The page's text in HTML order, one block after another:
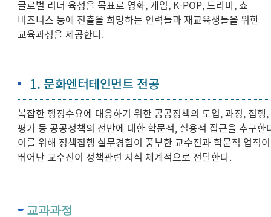
글로벌 리더 육성을 목표로 영화, 게임, K-POP, 드라마, 쇼
비즈니스 등에 진출을 희망하는 인력들과 재교육생들을 위한
교육과정을 제공한다.
1. 문화엔터테인먼트 전공
복잡한 행정수요에 대응하기 위한 공공정책의 도입, 과정, 집행,
평가 등 공공정책의 전반에 대한 학문적, 실용적 접근을 추구한
이를 위해 정책집행 실무경험이 풍부한 교수진과 학문적 업적이
뛰어난 교수진이 정책관련 지식 체계적으로 전달한다.
교과과정